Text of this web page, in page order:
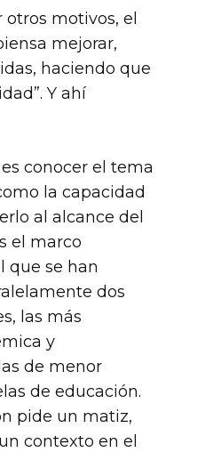
motivos, el
mejorar,
haciendo que
Y ahí
conocer el tema
la capacidad
al alcance del
el marco
que se han
dos
las más
y
de menor
de educación.
pide un matiz,
contexto en el